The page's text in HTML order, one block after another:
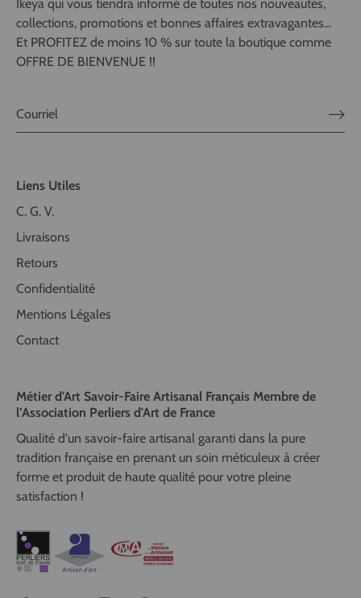
Ikeya qui vous tiendra informé de toutes nos nouveautés,
collections, promotions et bonnes affaires extravagantes...
Et PROFITEZ de moins 10 % sur toute la boutique comme
OFFRE DE BIENVENUE !!
Liens Utiles
C. G. V.
Livraisons
Retours
Confidentialité
Mentions Légales
Contact
Métier d'Art Savoir-Faire Artisanal Français Membre de
l’Association Perliers d'Art de France
Qualité d'un savoir-faire artisanal garanti dans la pure
tradition française en prenant un soin méticuleux à créer
forme et produit de haute qualité pour votre pleine
satisfaction !